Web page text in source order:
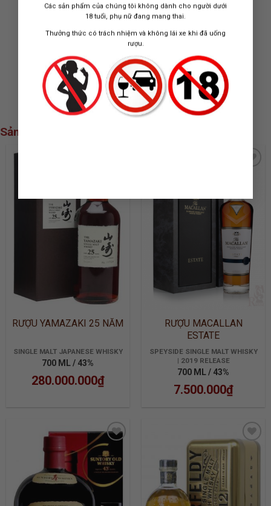
Các sản phẩm của chúng tôi không dành cho người dưới
18 tuổi, phụ nữ đang mang thai.
Thưởng thức có trách nhiệm và không lái xe khi đã uống
rượu.
RƯỢU VANG ALLAN
SCOTT SAUVIGNON
BLANC
550.000
RƯỢU GIESEN
SAUVIGNON BLANC
680.000₫
Sản phẩm xem nhiều nhất
ADD TO
WISHLIST
RƯỢU YAMAZAKI 25 NĂM
SINGLE MALT JAPANESE WHISKY
700 ML / 43%
280.000.000₫
ADD TO
WISHLIST
RƯỢU MACALLAN
ESTATE
SPEYSIDE SINGLE MALT WHISKY
| 2019 RELEASE
700 ML / 43%
7.500.000₫
ADD TO
WISHLIST
ADD TO
WISHLIST